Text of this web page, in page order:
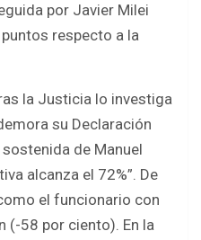
por Javier Milei
respecto a la
la Justicia lo investiga
su Declaración
de Manuel
alcanza el 72%”. De
el funcionario con
(-58 por ciento). En la